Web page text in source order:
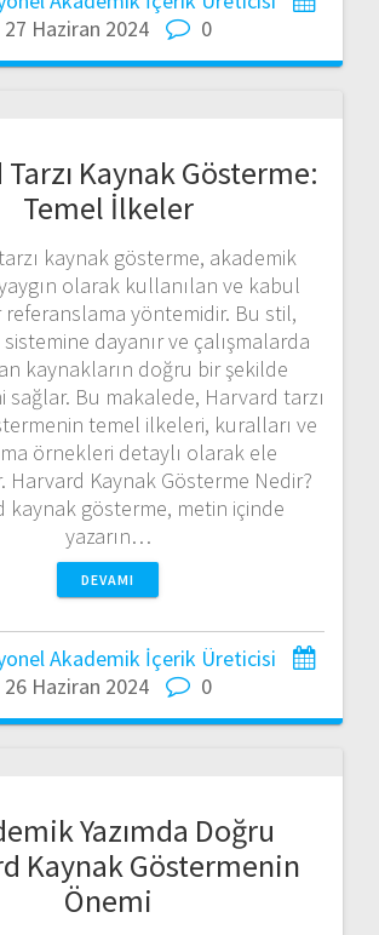
27 Haziran 2024
0
Kaynak Gösterme:
Temel İlkeler
kaynak gösterme, akademik
olarak kullanılan ve kabul
referanslama yöntemidir. Bu stil,
dayanır ve çalışmalarda
kaynakların doğru bir şekilde
sağlar. Bu makalede, Harvard tarzı
temel ilkeleri, kuralları ve
örnekleri detaylı olarak ele
Harvard Kaynak Gösterme Nedir?
kaynak gösterme, metin içinde
yazarın…
DEVAMI
Akademik İçerik Üreticisi
26 Haziran 2024
0
Yazımda Doğru
Kaynak Göstermenin
Önemi